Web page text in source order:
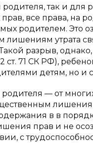
так и для
все права, на
родителем. Это
лишениям утрата
разрыв,
ст. 71 СК РФ),
детям, но и
— от
в в
прав и не
с